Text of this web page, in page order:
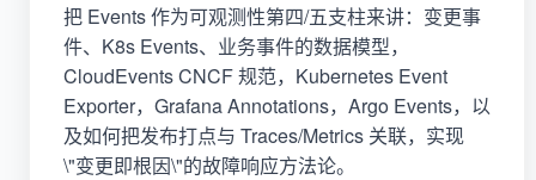
把 Events 作为可观测性第四/五支柱来讲：变更事
件、K8s Events、业务事件的数据模型，
CloudEvents CNCF 规范，Kubernetes Event
Exporter，Grafana Annotations，Argo Events，以
及如何把发布打点与 Traces/Metrics 关联，实现
\"变更即根因\"的故障响应方法论。